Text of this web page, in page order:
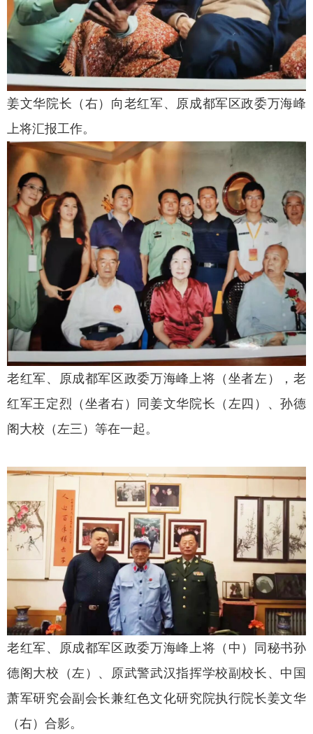
姜文华院长（右）向老红军、原成都军区政委万海峰
上将汇报工作。
老红军、原成都军区政委万海峰上将（坐者左），老
红军王定烈（坐者右）同姜文华院长（左四）、孙德
阁大校（左三）等在一起。
老红军、原成都军区政委万海峰上将（中）同秘书孙
德阁大校（左）、原武警武汉指挥学校副校长、中国
萧军研究会副会长兼红色文化研究院执行院长姜文华
（右）合影。